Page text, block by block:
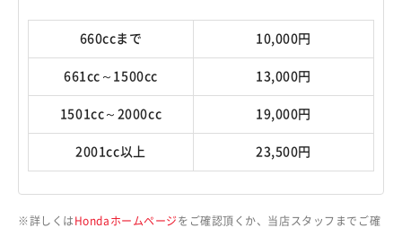
660ccまで 10,000円
661cc～1500cc 13,000円
1501cc～2000cc 19,000円
2001cc以上 23,500円
詳しくは Hondaホームページをご確認頂くか、当店スタッフまでご確